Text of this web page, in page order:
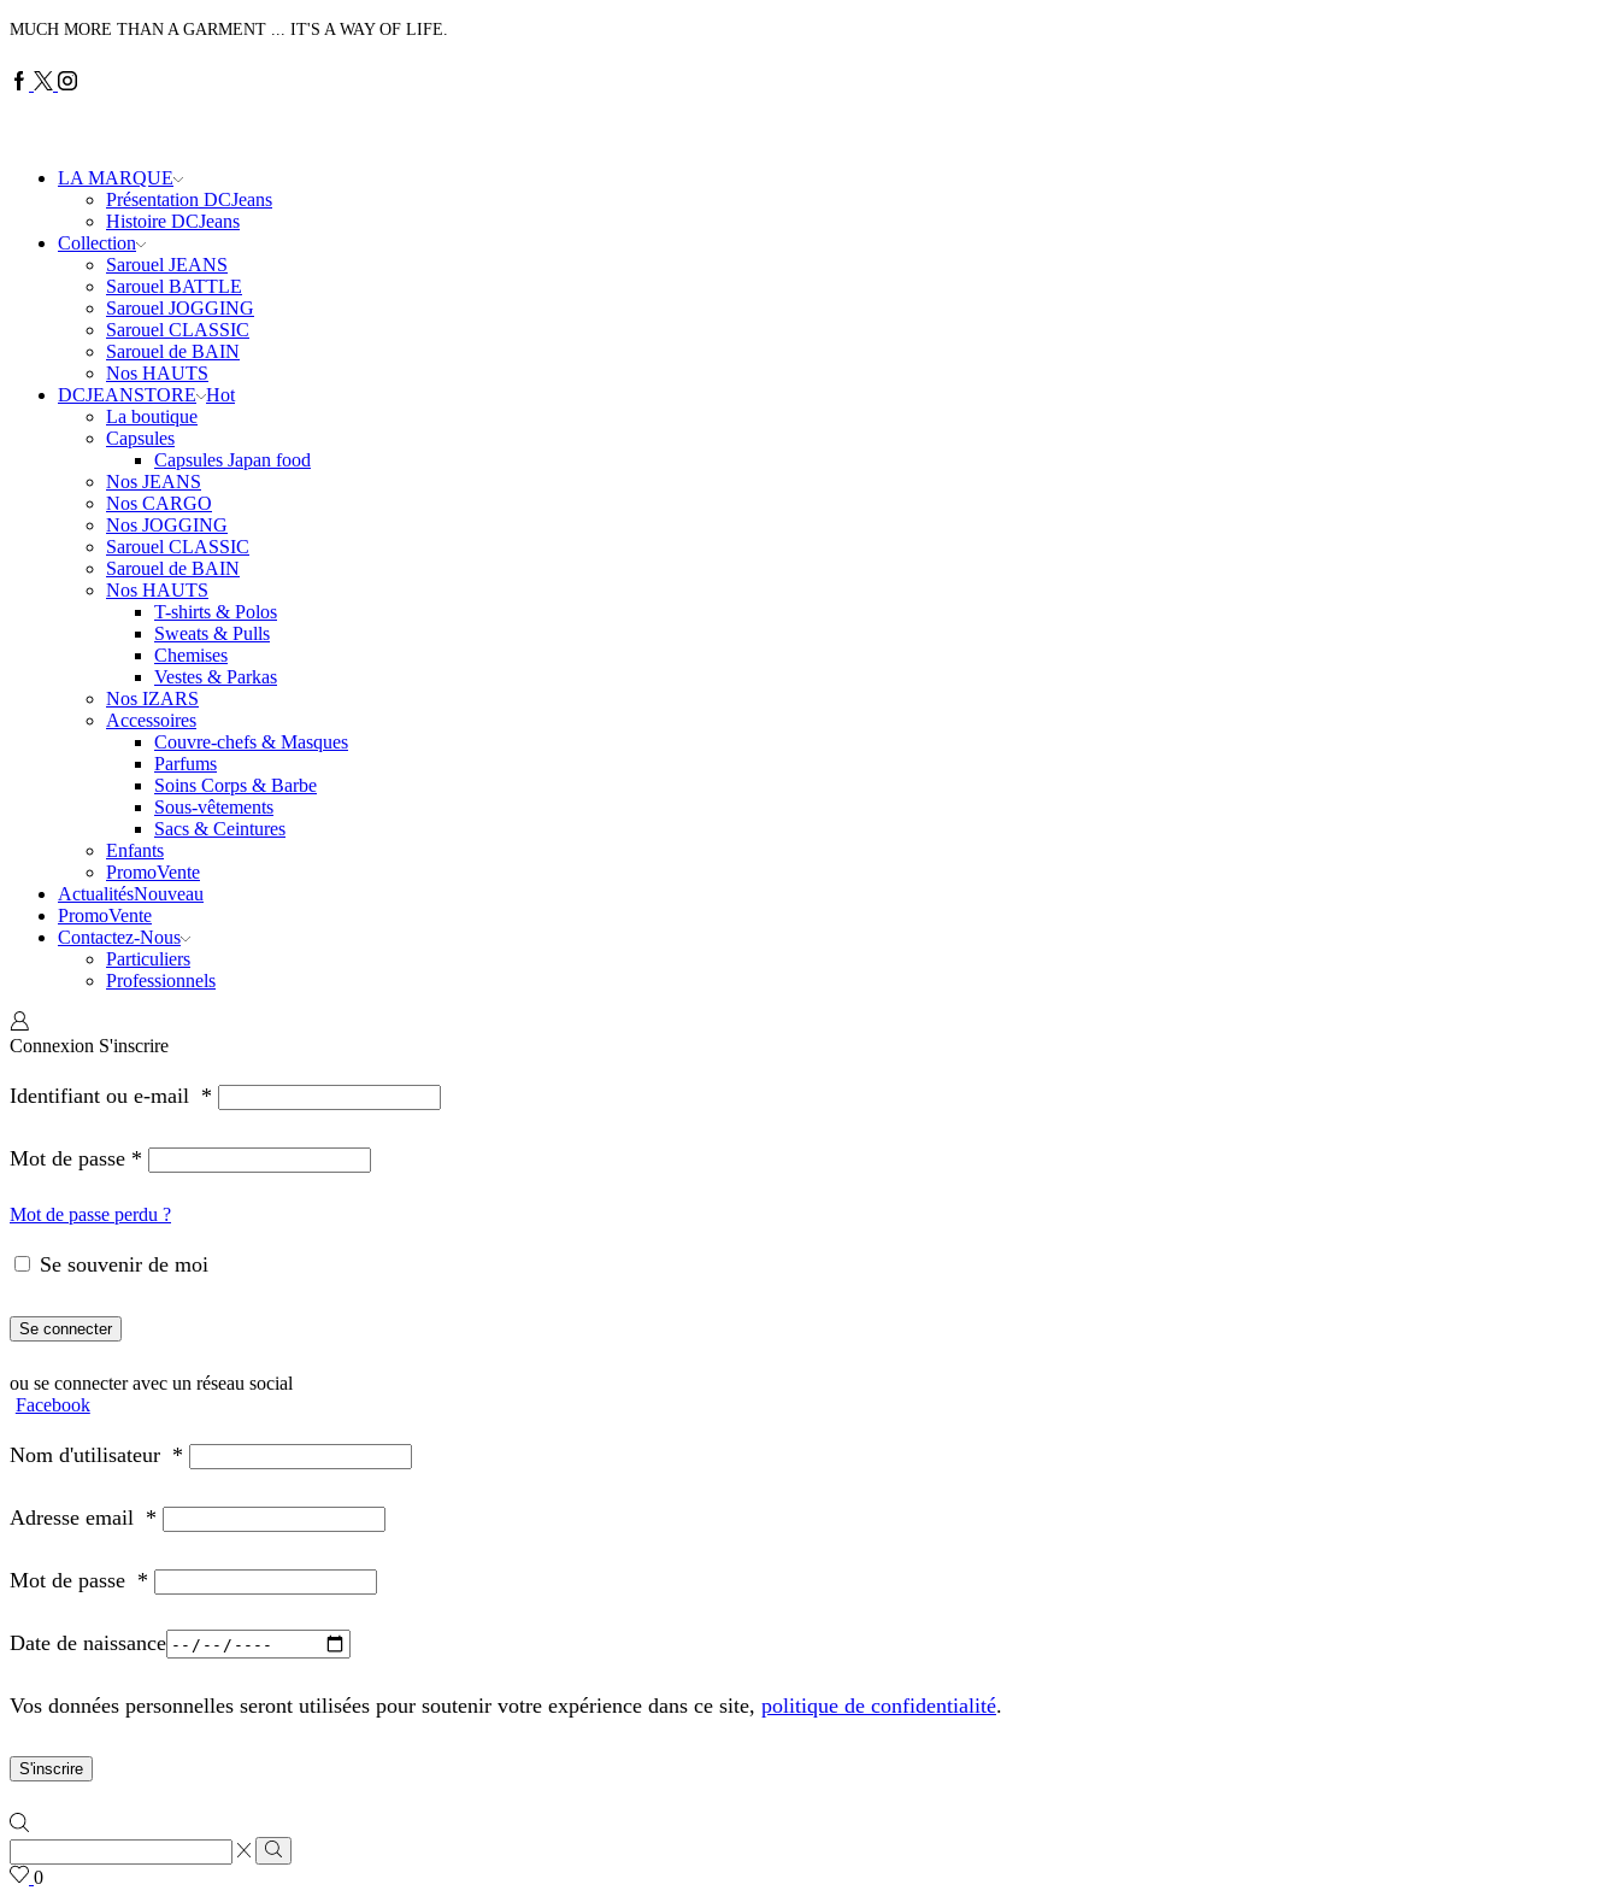
MUCH MORE THAN A GARMENT ... IT'S A WAY OF LIFE.
Facebook
TwitterInstagram
LA MARQUE
Présentation DCJeans
Histoire DCJeans
Collection
Sarouel JEANS
Sarouel BATTLE
Sarouel JOGGING
Sarouel CLASSIC
Sarouel de BAIN
Nos HAUTS
DCJEANSTORE Hot
La boutique
Capsules
Capsules Japan food
Nos JEANS
Nos CARGO
Nos JOGGING
Sarouel CLASSIC
Sarouel de BAIN
Nos HAUTS
T-shirts & Polos
Sweats & Pulls
Chemises
Vestes & Parkas
Nos IZARS
Accessoires
Couvre-chefs & Masques
Parfums
Soins Corps & Barbe
Sous-vêtements
Sacs & Ceintures
Enfants
PromoVente
ActualitésNouveau
PromoVente
Contactez-Nous
Particuliers
Professionnels
Connexion S'inscrire
Identifiant ou e-mail *
Mot de passe *
Mot de passe perdu ?
Se souvenir de moi
Se connecter
ou se connecter avec un réseau social
Facebook
Nom d'utilisateur *
Adresse email *
Mot de passe *
Date de naissance
Vos données personnelles seront utilisées pour soutenir votre expérience dans ce site, politique de confidentialité.
S'inscrire
Zone
de
saisie
Rechercher
0